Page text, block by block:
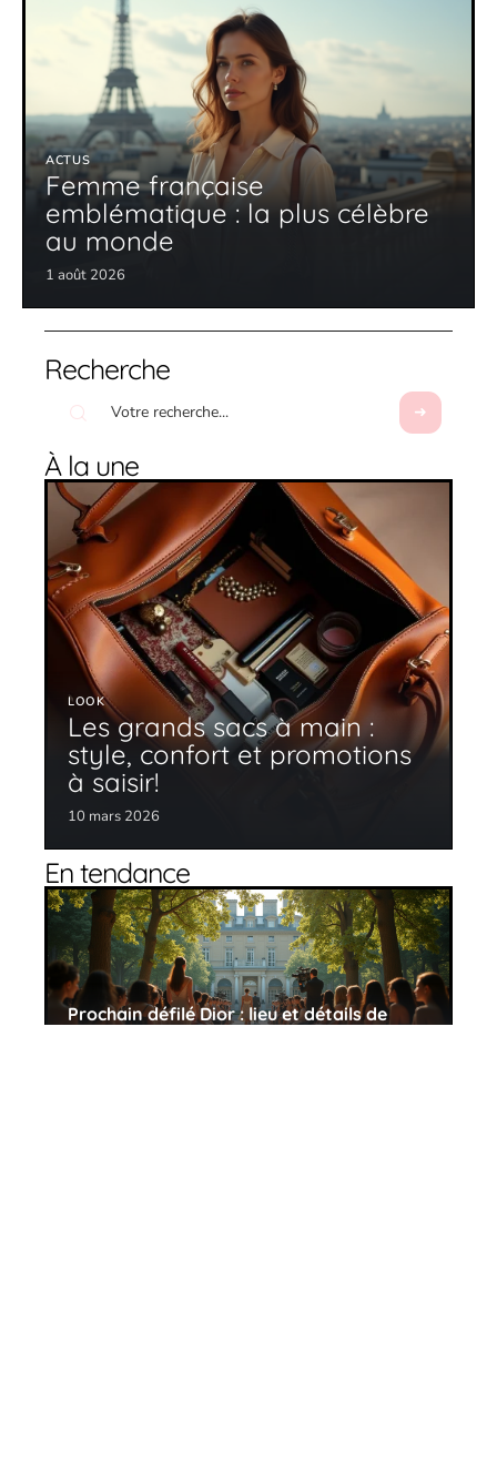
ACTUS
Femme française
emblématique : la plus célèbre
au monde
1 août 2026
Recherche
À la une
LOOK
Les grands sacs à main :
style, confort et promotions
à saisir!
10 mars 2026
En tendance
Prochain défilé Dior : lieu et détails de
l’événement à venir